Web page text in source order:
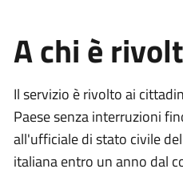
A chi è
Il servizio è rivolto ai
Paese senza interruzioni
all'ufficiale di stato civile
italiana entro un anno dal